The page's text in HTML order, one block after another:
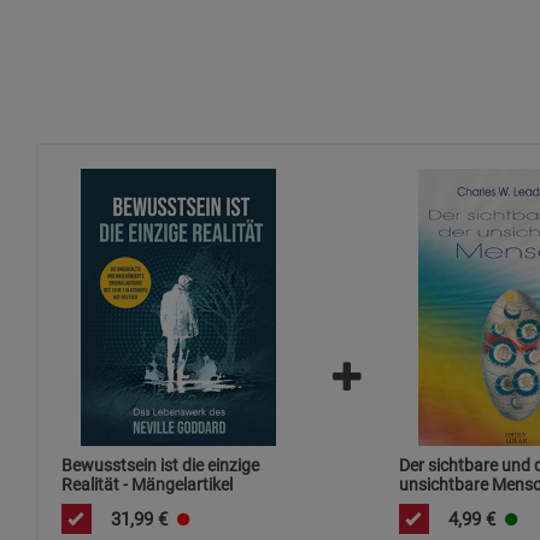
Bewusstsein ist die einzige
Realität - Mängelartikel
31,99 €
Der sichtbare und
unsichtbare
4,99 €